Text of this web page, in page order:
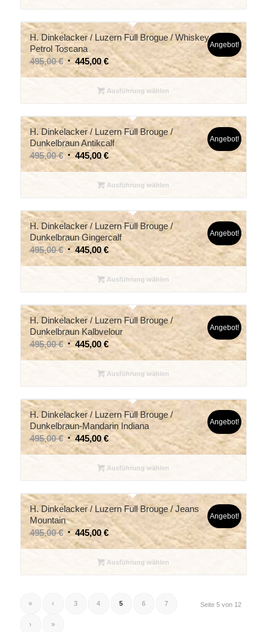
H. Dinkelacker / Luzern Full Brogue / Whiskey-
Petrol Toscana
495,00€ 445,00€
Angebot!
Ausführung wählen
H. Dinkelacker / Luzern Full Brouge /
Dunkelbraun Antikcalf
495,00€ 445,00€
Angebot!
Ausführung wählen
H. Dinkelacker / Luzern Full Brouge /
Dunkelbraun Gingercalf
495,00€ 445,00€
Angebot!
Ausführung wählen
H. Dinkelacker / Luzern Full Brouge /
Dunkelbraun Kalbvelour
495,00€ 445,00€
Angebot!
Ausführung wählen
H. Dinkelacker / Luzern Full Brouge /
Dunkelbraun-Mandarin Indiana
495,00€ 445,00€
Angebot!
Ausführung wählen
H. Dinkelacker / Luzern Full Brouge / Jeans
Mountain
495,00€ 445,00€
Angebot!
Ausführung wählen
Seite 5 von 12
« ‹ 3 4 5 6 7
› »